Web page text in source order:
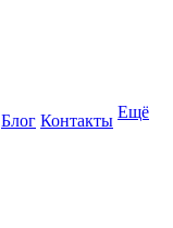
Блог Контакты Ещё